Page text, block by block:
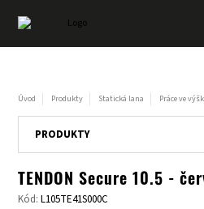
Úvod Produkty Statická lana Práce ve
PRODUKTY
TENDON Secure 10.5 -
Kód:L105TE41S000C